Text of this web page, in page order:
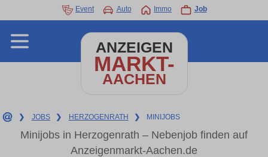
Event Auto Immo Job
ANZEIGEN
MARKT-
AACHEN
❯ JOBS ❯ HERZOGENRATH ❯ MINIJOBS
Minijobs in Herzogenrath – Nebenjob finden auf
Anzeigenmarkt-Aachen.de